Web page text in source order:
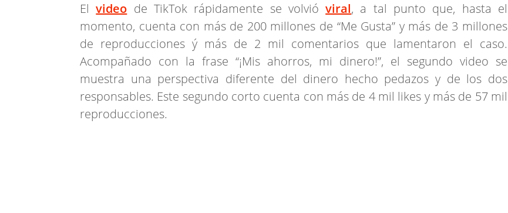
Elvideo de TikTok rápidamente se volvióviral, a tal punto que, hasta el
momento, cuenta con más de 200 millones de “Me Gusta” y más de 3 millones
de reproducciones ý más de 2 mil comentarios que lamentaron el caso.
Acompañado con la frase “¡Mis ahorros, mi dinero!”, el segundo video se
muestra una perspectiva diferente del dinero hecho pedazos y de los dos
responsables. Este segundo corto cuenta con más de 4 mil likes y más de 57 mil
reproducciones.